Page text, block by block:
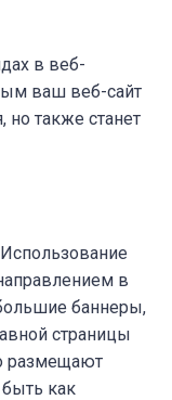
в веб-
ваш веб-сайт
но также станет
в
баннеры,
страницы
размещают
как